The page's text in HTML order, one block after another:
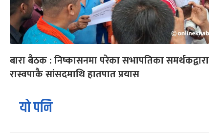
बारा बैठक : निष्कासनमा परेका सभापतिका समर्थकद्वारा
रास्वपाकै सांसदमाथि हातपात प्रयास
यो पनि